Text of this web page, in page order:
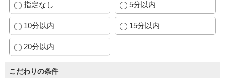
指定なし 5分以内
10分以内 15分以内
20分以内
こだわりの条件